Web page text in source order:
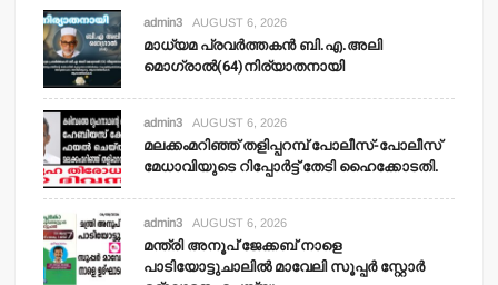
admin3 AUGUST 6, 2026
മാധ്യമ പ്രവര്‍ത്തകന്‍ ബി.എ.അലി
മൊഗ്രാല്‍(64)നിര്യാതനായി
admin3 AUGUST 6, 2026
മലക്കംമറിഞ്ഞ് തളിപ്പറമ്പ് പോലീസ്-പോലീസ്
മേധാവിയുടെ റിപ്പോര്‍ട്ട് തേടി ഹൈക്കോടതി.
admin3 AUGUST 6, 2026
മന്ത്രി അനൂപ് ജേക്കബ് നാളെ
പാടിയോട്ടുചാലില്‍ മാവേലി സൂപ്പര്‍ സ്റ്റോര്‍